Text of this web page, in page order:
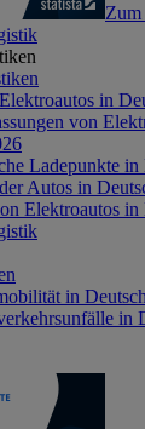
Zum
in
von
Ladepunkte in
Autos in
Elektroautos in
in
in